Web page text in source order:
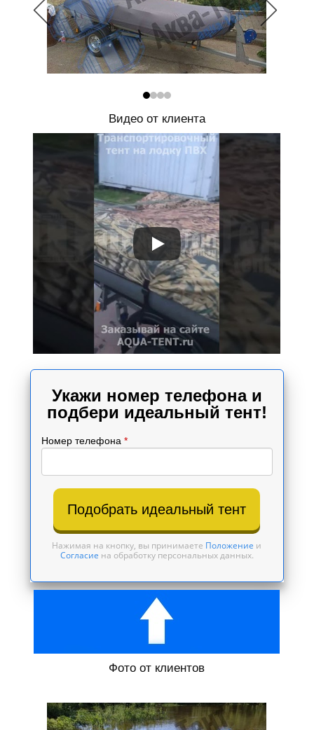
Видео от клиента
Укажи номер телефона и
подбери идеальный тент!
Номер телефона *
Подобрать идеальный тент
Нажимая на кнопку, вы принимаете Положение и
Согласие на обработку персональных данных.
Фото от клиентов